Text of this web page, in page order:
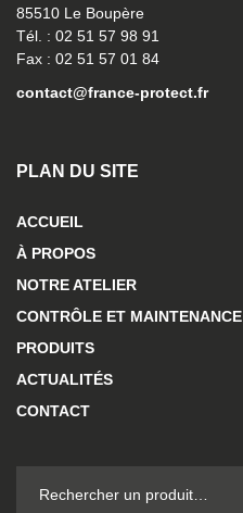
85510 Le Boupère
Tél. : 02 51 57 98 91
Fax : 02 51 57 01 84
contact@france-protect.fr
PLAN DU SITE
ACCUEIL
À PROPOS
NOTRE ATELIER
CONTRÔLE ET MAINTENANCE
PRODUITS
ACTUALITÉS
CONTACT